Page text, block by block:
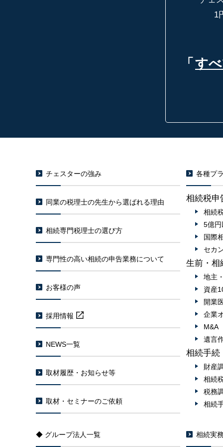
1
「 す
チェスターの強み
同業の税理士の先生から選ばれる理由
相続専門税理士の選び方
専門性の高い相続の申告業務について
お客様の声
採用情報
NEWS一覧
取材履歴・お知らせ等
取材・セミナーのご依頼
各種プ
相続税申
相続
5億
国際
セカ
生前・相
地主
資産
開業
企業
M&A
遺言
相続手続
財産
相続
税務
相続
◆ グループ法人一覧 相続実